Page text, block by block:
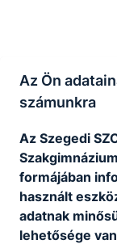
Az Ön
számunkra
Az Szegedi
formájában
használt
adatnak
lehetősége